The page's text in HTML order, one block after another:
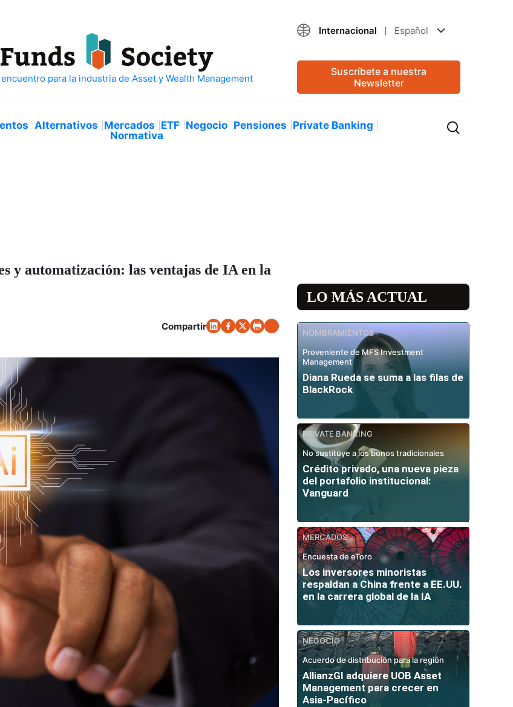
Internacional Español
Suscríbete a nuestra
Newsletter
Alternativos Mercados ETF Negocio Pensiones Private Banking
Normativa
y automatización: las ventajas de IA en la
Compartir
LO MÁS ACTUAL
NOMBRAMIENTOS
Proveniente de MFS Investment
Management
Diana Rueda se suma a las filas de
BlackRock
PRIVATE BANKING
No sustituye a los bonos tradicionales
Crédito privado, una nueva pieza
del portafolio institucional:
Vanguard
MERCADOS
Encuesta de eToro
Los inversores minoristas
respaldan a China frente a EE.UU.
en la carrera global de la IA
NEGOCIO
Acuerdo de distribución para la región
AllianzGI adquiere UOB Asset
Management para crecer en
Asia-Pacífico